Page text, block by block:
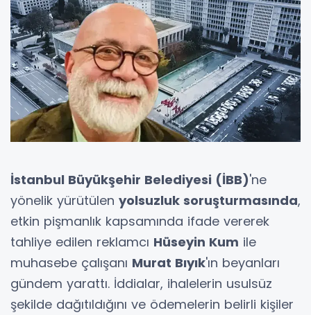
İstanbul Büyükşehir Belediyesi (İBB)'ne
yönelik yürütülen yolsuzluk soruşturmasında,
etkin pişmanlık kapsamında ifade vererek
tahliye edilen reklamcı Hüseyin Kum ile
muhasebe çalışanı Murat Bıyık'ın beyanları
gündem yarattı. İddialar, ihalelerin usulsüz
şekilde dağıtıldığını ve ödemelerin belirli kişiler